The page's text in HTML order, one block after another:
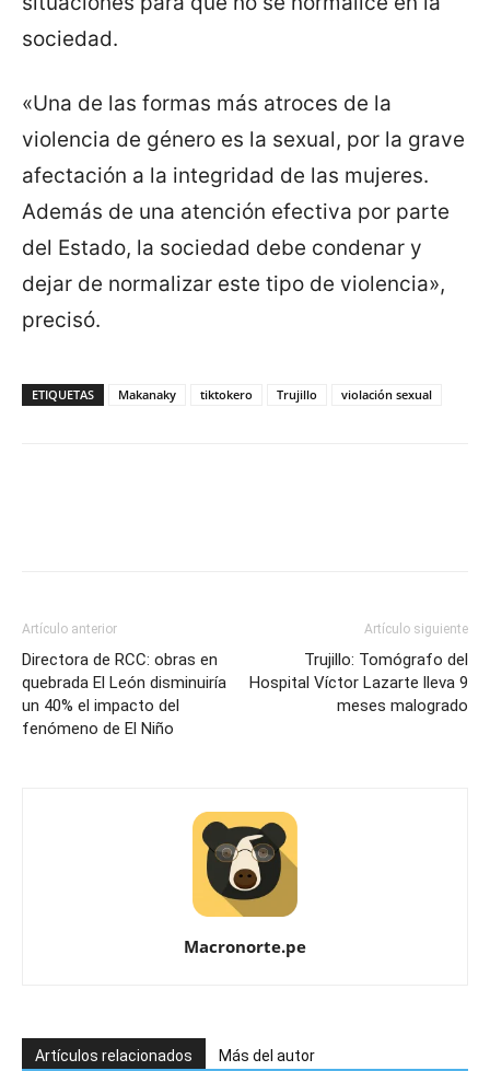
sociedad.
«Una de las formas más atroces de la
violencia de género es la sexual, por la grave
afectación a la integridad de las mujeres.
Además de una atención efectiva por parte
del Estado, la sociedad debe condenar y
dejar de normalizar este tipo de violencia»,
precisó.
ETIQUETAS Makanaky tiktokero Trujillo violación sexual
Artículo anterior
Directora de RCC: obras en
quebrada El León disminuiría
un 40% el impacto del
fenómeno de El Niño
Artículo siguiente
Trujillo: Tomógrafo del
Hospital Víctor Lazarte lleva 9
meses malogrado
Macronorte.pe
Artículos relacionados Más del autor